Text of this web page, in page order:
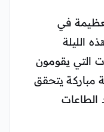
في
الليلة
التي يقومون
مباركة يتحقق
الطاعات